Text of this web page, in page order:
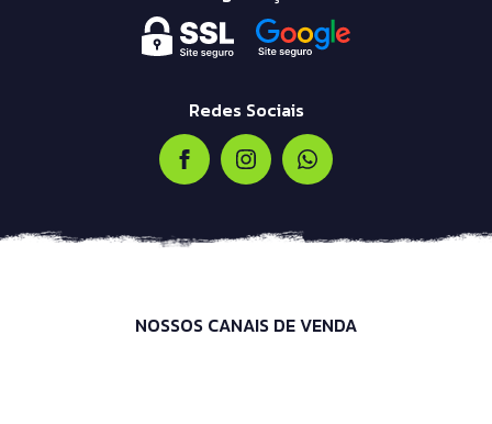
Redes Sociais
NOSSOS CANAIS DE VENDA